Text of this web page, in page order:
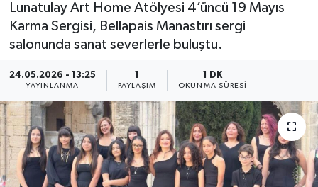
Lunatulay Art Home Atölyesi 4’üncü 19 Mayıs
Karma Sergisi, Bellapais Manastırı sergi
salonunda sanat severlerle buluştu.
24.05.2026 - 13:25
YAYINLANMA
1
PAYLAŞIM
1 DK
OKUNMA SÜRESI